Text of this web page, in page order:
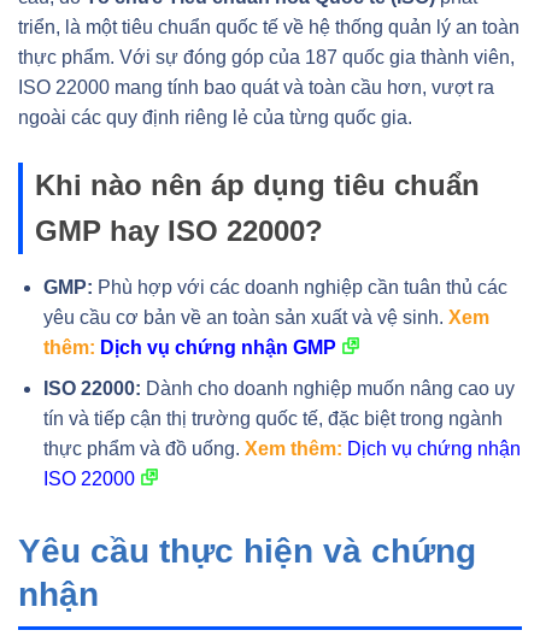
triển, là một tiêu chuẩn quốc tế về hệ thống quản lý an toàn
thực phẩm. Với sự đóng góp của 187 quốc gia thành viên,
ISO 22000 mang tính bao quát và toàn cầu hơn, vượt ra
ngoài các quy định riêng lẻ của từng quốc gia.
Khi nào nên áp dụng tiêu chuẩn
GMP hay ISO 22000?
GMP: Phù hợp với các doanh nghiệp cần tuân thủ các
yêu cầu cơ bản về an toàn sản xuất và vệ sinh. Xem
thêm: Dịch vụ chứng nhận GMP
ISO 22000: Dành cho doanh nghiệp muốn nâng cao uy
tín và tiếp cận thị trường quốc tế, đặc biệt trong ngành
thực phẩm và đồ uống. Xem thêm: Dịch vụ chứng nhận
ISO 22000
Yêu cầu thực hiện và chứng
nhận